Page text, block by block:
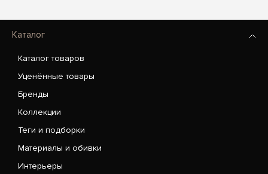
Каталог
Каталог товаров
Уценённые товары
Бренды
Коллекции
Теги и подборки
Материалы и обивки
Интерьеры